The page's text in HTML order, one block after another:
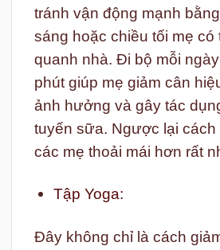
tránh vận động mạnh
sáng hoặc chiều tối mẹ có
quanh nhà. Đi bộ mỗi
phút giúp mẹ giảm cân
ảnh hưởng và gây tác
tuyến sữa. Ngược lại cách
các mẹ thoải mái hơn rất
Tập Yoga:
Đây không chỉ là cách